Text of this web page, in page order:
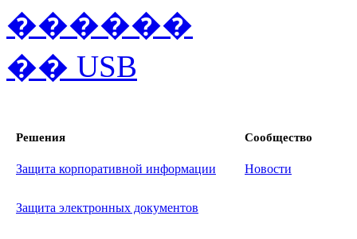
Решения Сообщество
Защита корпоративной информации Новости
Защита электронных документов